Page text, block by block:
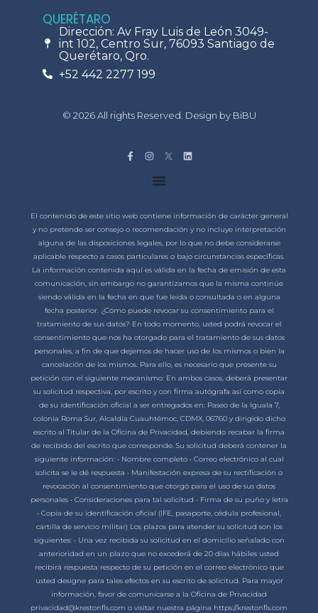
QUERÉTARO
Dirección: Av Fray Luis de León 3049-
int 102, Centro Sur, 76093 Santiago de
Querétaro, Qro.
+52 442 2277 199
© 2026 All rights Reserved. Design by BiBU
El contenido de este sitio web contiene información de carácter general
y no pretende ser consejo o recomendación y no incluye interpretación
alguna de las disposiciones legales, por lo que no debe considerarse
aplicable respecto a casos particulares o bajo circunstancias específicas.
La información contenida aquí es válida en la fecha de emisión de esta
comunicación, sin embargo no garantizamos que la misma continúe
siendo válida en la fecha en que fue leída o consultada o en alguna
fecha posterior. ¿Cómo puede revocar su consentimiento para el
tratamiento de sus datos? En todo momento, usted podrá revocar el
consentimiento que nos ha otorgado para el tratamiento de sus datos
personales, a fin de que dejemos de hacer uso de los mismos o bien la
cancelación de los mismos. Para ello, es necesario que presente su
petición con el siguiente mecanismo: En ambos casos, deberá presentar
su solicitud respectiva, por escrito y con firma autógrafa así como copia
de su identificación oficial a ser entregados en: Paseo de la Iguala 7,
colonia Roma Sur, Alcaldía Cuauhtémoc, CDMX, 06760 y dirigido dicho
escrito al Titular de la Oficina de Privacidad, debiendo recabar la firma
de recibido del escrito que corresponde. Su solicitud deberá contener la
siguiente información: • Nombre completo • Correo electrónico al cual
solicita se le dé respuesta • Manifestación expresa de su rectificación o
revocación al consentimiento que otorgó para el uso de sus datos
personales • Consideraciones para tal solicitud • Firma de su puño y letra
• Copia de su identificación oficial (IFE, pasaporte, cédula profesional,
cartilla de servicio militar) Los plazos para atender su solicitud son los
siguientes: • Una vez recibida su solicitud en el domicilio señalado con
anterioridad en un plazo que no excederá de 20 días hábiles usted
recibirá respuesta respecto de su petición en el correo electrónico que
usted designe para tales efectos en su escrito de solicitud. Para mayor
información, favor de comunicarse a la Oficina de Privacidad
privacidad@krestonfls.com o visitar nuestra página https://krestonfls.com